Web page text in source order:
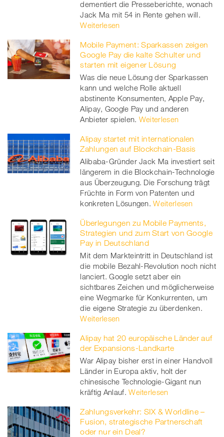
dementiert die Presseberichte, wonach
Jack Ma mit 54 in Rente gehen will.
Weiterlesen
Mobile Payment: Sparkassen zeigen
Google Pay die kalte Schulter und
starten mit eigener Lösung
Was die neue Lösung der Sparkassen
kann und welche Rolle aktuell
abstinente Konsumenten, Apple Pay,
Alipay, Google Pay und anderen
Anbieter spielen. Weiterlesen
Alipay startet mit internationalen
Zahlungen auf Blockchain-Basis
Alibaba-Gründer Jack Ma investiert seit
längerem in die Blockchain-Technologie
aus Überzeugung. Die Forschung trägt
Früchte in Form von Patenten und
konkreten Lösungen. Weiterlesen
Überlegungen zu Mobile Payments,
Strategien und zum Start von Google
Pay in Deutschland
Mit dem Markteintritt in Deutschland ist
die mobile Bezahl-Revolution noch nicht
lanciert. Google setzt aber ein
sichtbares Zeichen und möglicherweise
eine Wegmarke für Konkurrenten, um
die eigene Strategie zu überdenken.
Weiterlesen
Alipay hat 20 europäische Länder auf
der Expansions-Landkarte
War Alipay bisher erst in einer Handvoll
Länder in Europa aktiv, holt der
chinesische Technologie-Gigant nun
kräftig Anlauf. Weiterlesen
Zahlungsverkehr: SIX & Worldline –
Fusion, strategische Partnerschaft
oder nur ein Deal?